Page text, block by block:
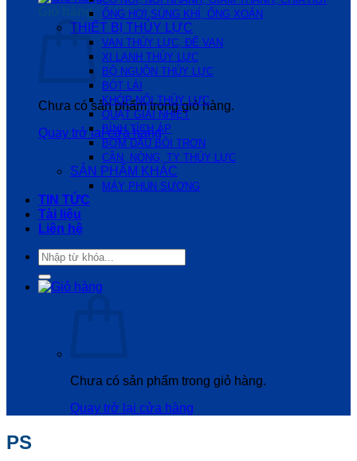
Giỏ hàng
Chưa có sản phẩm trong giỏ hàng.
Quay trở lại cửa hàng
ỐNG HƠI,SÚNG KHÍ, ỐNG XOẮN
THIẾT BỊ THỦY LỰC
VAN THỦY LỰC, ĐẾ VAN
XI LANH THỦY LỰC
BỘ NGUỒN THỦY LỰC
BÓT LÁI
KHỚP NỐI THỦY LỰC
QUẠT GIẢI NHIỆT
BÌNH TÍCH ÁP
BƠM DẦU BÔI TRƠN
CẦN, NÒNG, TY THỦY LỰC
SẢN PHẨM KHÁC
MÁY PHUN SƯƠNG
TIN TỨC
Tài liệu
Liên hệ
Tìm
kiếm:
Chưa có sản phẩm trong giỏ hàng.
Quay trở lại cửa hàng
PS